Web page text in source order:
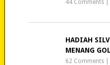
44 Comments
HADIAH
MENANG
62 Comments